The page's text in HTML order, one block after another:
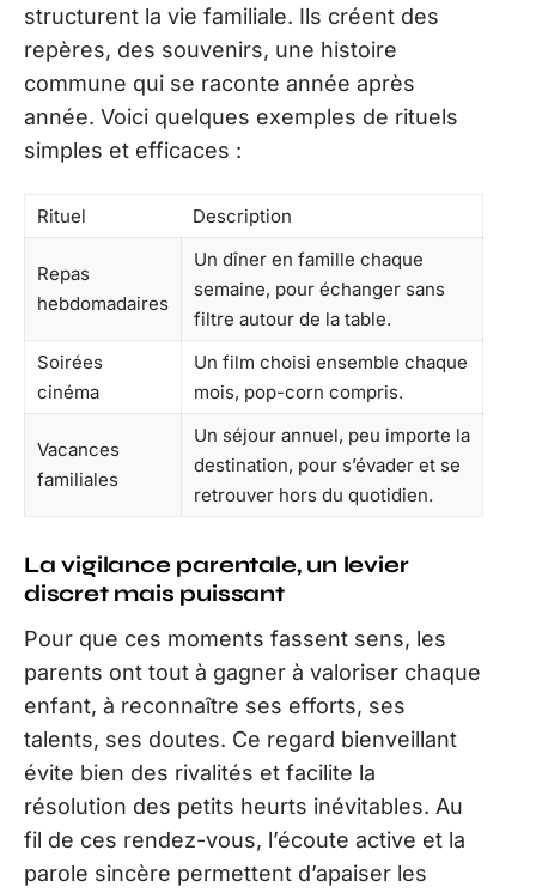
structurent la vie familiale. Ils créent des
repères, des souvenirs, une histoire
commune qui se raconte année après
année. Voici quelques exemples de rituels
simples et efficaces :
Rituel Description
Repas
hebdomadaires
Un dîner en famille chaque
semaine, pour échanger sans
filtre autour de la table.
Soirées
cinéma
Un film choisi ensemble chaque
mois, pop-corn compris.
Vacances
familiales
Un séjour annuel, peu importe la
destination, pour s’évader et se
retrouver hors du quotidien.
La vigilance parentale, un levier
discret mais puissant
Pour que ces moments fassent sens, les
parents ont tout à gagner à valoriser chaque
enfant, à reconnaître ses efforts, ses
talents, ses doutes. Ce regard bienveillant
évite bien des rivalités et facilite la
résolution des petits heurts inévitables. Au
fil de ces rendez-vous, l’écoute active et la
parole sincère permettent d’apaiser les